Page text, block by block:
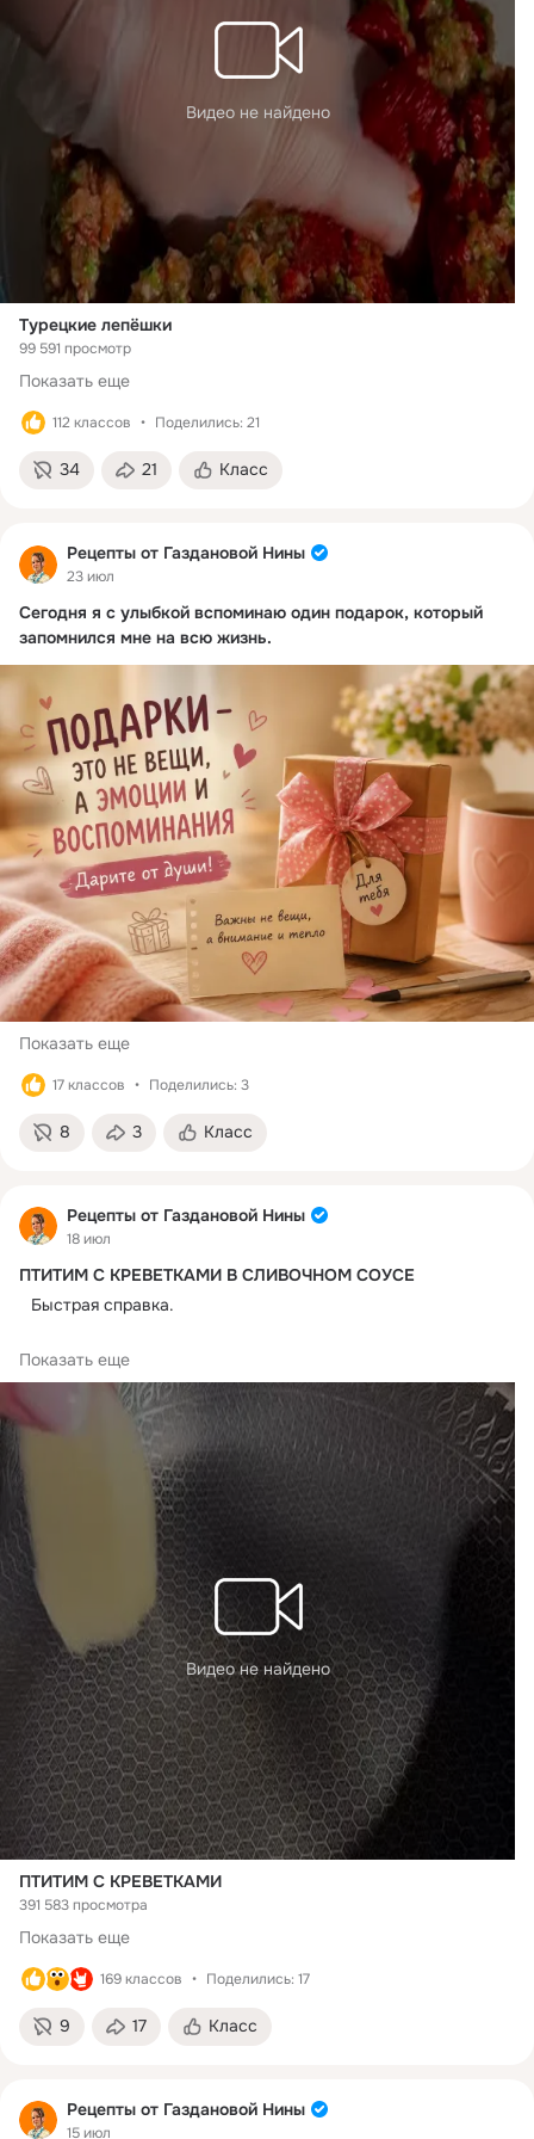
Чеснок - 5 зубчиков
Томатная паста - 1 ст. л. с горкой
Специи:
Соль - по вкусу
Чёрный перец - по вкусу
Копчёная паприка - 1 ч. л.
Зира - 1 ч. л.
Видео не найдено
Турецкие лепёшки
99 591 просмотр
Показать еще
112 классов Поделились: 21
34 21 Класс
Рецепты от Газдановой Нины
23 июл
Сегодня я с улыбкой вспоминаю один подарок, который
запомнился мне на всю жизнь.
Показать еще
17 классов Поделились: 3
8 3 Класс
Рецепты от Газдановой Нины
18 июл
ПТИТИМ С КРЕВЕТКАМИ В СЛИВОЧНОМ СОУСЕ
⠀Быстрая справка.
Время приготовления - 20 минут
Порций - 2
Сложность - легкая
Бюджет - средний
ЧТО ПОНАДОБИТСЯ
Птитим — 1 стакан
Очищенные креветки — 200–300 г
Свежий шпинат — 1 пучок
Помидоры черри — 10–15 шт.
Чеснок — 2 зубчика
Сливки (любой жирности) — 1 стакан
Сливочное масло — 20–30 г
Твердый сыр — 50 г
Вода — для варки птитима
Соль, черный молотый перец — по вкусу
⠀Процесс приготовления:
Показать еще
Видео не найдено
ПТИТИМ С КРЕВЕТКАМИ
391 583 просмотра
Показать еще
169 классов Поделились: 17
9 17 Класс
Рецепты от Газдановой Нины
15 июл